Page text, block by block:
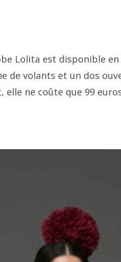
Lolita est disponible
de volants et un dos
ne coûte que 99